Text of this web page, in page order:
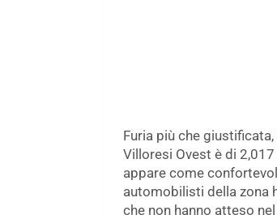
Furia più che
Villoresi Ovest è di
appare come
automobilisti della zona
che non hanno atteso